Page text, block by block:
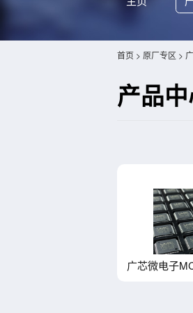
首页 > 原厂专区 >
产品
广芯微电子